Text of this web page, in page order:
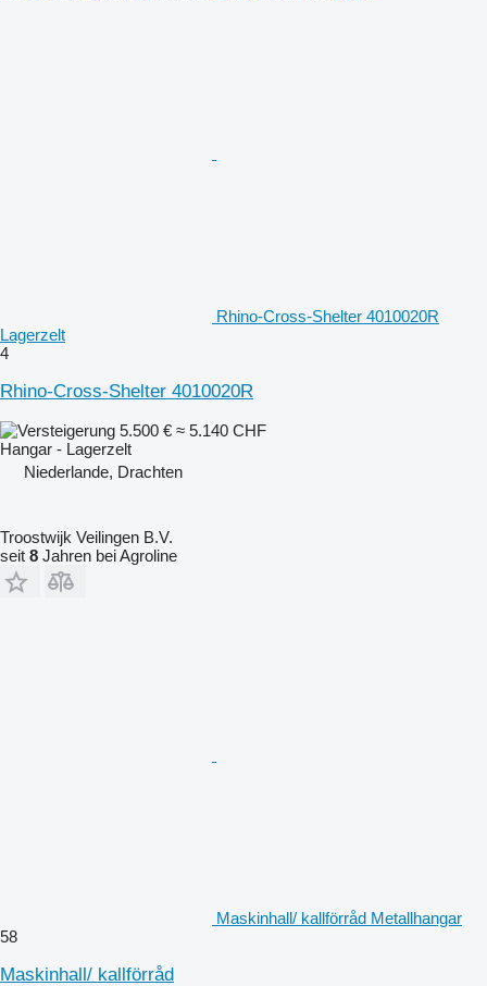
Rhino-Cross-Shelter 4010020R
Lagerzelt
4
Rhino-Cross-Shelter 4010020R
5.500 € ≈ 5.140 CHF
Hangar - Lagerzelt
Niederlande, Drachten
Troostwijk Veilingen B.V.
seit 8 Jahren bei Agroline
Maskinhall/ kallförråd Metallhangar
58
Maskinhall/ kallförråd